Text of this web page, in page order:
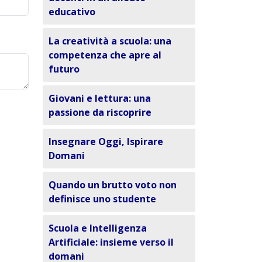
educativo
La creatività a scuola: una
competenza che apre al
futuro
Giovani e lettura: una
passione da riscoprire
Insegnare Oggi, Ispirare
Domani
Quando un brutto voto non
definisce uno studente
Scuola e Intelligenza
Artificiale: insieme verso il
domani